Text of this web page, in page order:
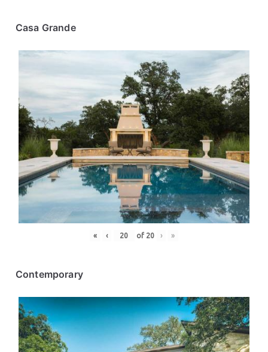
Casa Grande
« ‹ of 20 › »
Contemporary